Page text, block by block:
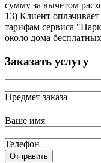
сумму за вычетом
13) Клиент
тарифам сервиса
около дома
Заказать услугу
Предмет заказа
Ваше имя
Телефон
Отправить